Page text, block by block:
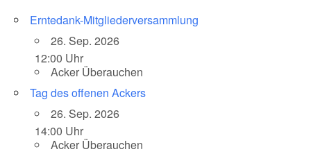
Erntedank-Mitgliederversammlung
26. Sep. 2026
12:00 Uhr
Acker Überauchen
Tag des offenen Ackers
26. Sep. 2026
14:00 Uhr
Acker Überauchen